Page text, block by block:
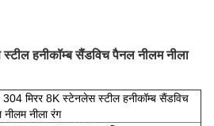
हनीकॉम्ब सैंडविच पैनल नीलम नीला
मिरर 8K स्टेनलेस स्टील हनीकॉम्ब सैंडविच
नीला रंग